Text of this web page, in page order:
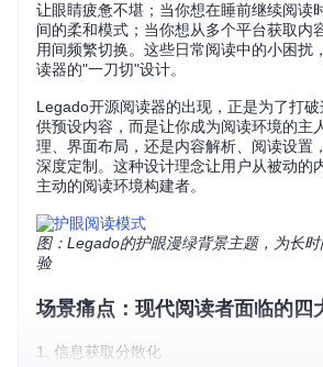
让眼睛疲惫不堪；当你想在睡前继续阅读
间的柔和模式；当你想从多个平台获取内
用间频繁切换。这些日常阅读中的小困扰
读器的"一刀切"设计。
Legado开源阅读器的出现，正是为了打
供预设内容，而是让你成为阅读环境的主
理、界面布局，还是内容解析、阅读设置
深度定制。这种设计理念让用户从被动的
主动的阅读环境构建者。
图：Legado的护眼漫绿背景主题，为长
验
场景痛点：现代阅读者面临的四
1. 信息获取分散化